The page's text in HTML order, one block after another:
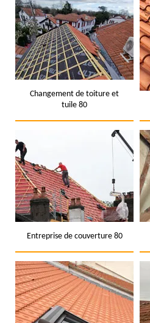
Changement de toiture et
tuile 80
Entreprise de couverture 80